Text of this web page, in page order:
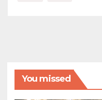
You missed